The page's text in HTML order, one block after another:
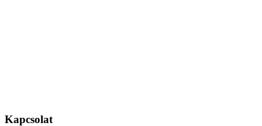
Kapcsolat